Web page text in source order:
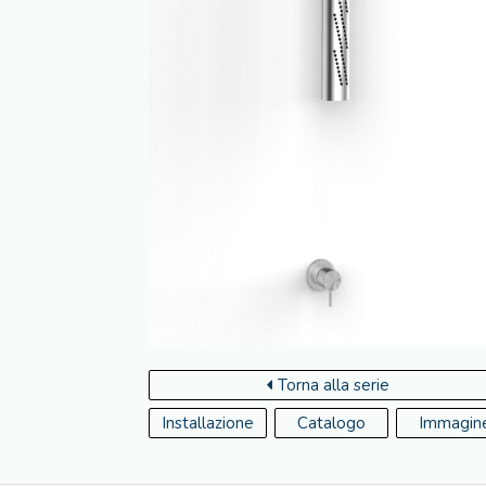
Torna alla serie
Installazione
Catalogo